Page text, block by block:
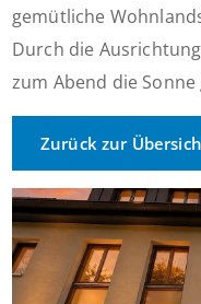
gemütliche
Durch die
zum Abend die Sonne
Zurück zur